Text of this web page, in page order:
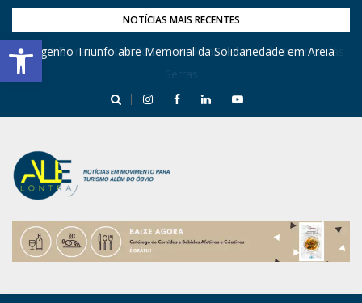
Barra de Ferramentas Aberta
NOTÍCIAS MAIS RECENTES
Engenho Triunfo abre Memorial da Solidariedade em Areia